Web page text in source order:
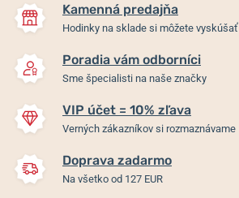
Kamenná predajňa
Hodinky na sklade si môžete vyskúšať
Poradia vám odborníci
Sme špecialisti na naše značky
VIP účet = 10% zľava
Verných zákazníkov si rozmaznávame
Doprava zadarmo
Na všetko od 127 EUR